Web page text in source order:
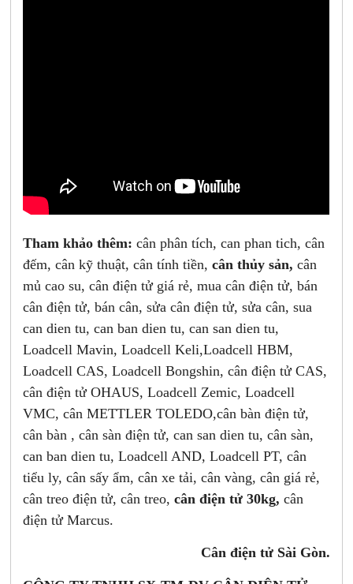
Tham khảo thêm: cân phân tích, can phan tich, cân
đếm, cân kỹ thuật, cân tính tiền, cân thủy sản, cân
mủ cao su, cân điện tử giá rẻ, mua cân điện tử, bán
cân điện tử, bán cân, sửa cân điện tử, sửa cân, sua
can dien tu, can ban dien tu, can san dien tu,
Loadcell Mavin, Loadcell Keli,Loadcell HBM,
Loadcell CAS, Loadcell Bongshin, cân điện tử CAS,
cân điện tử OHAUS, Loadcell Zemic, Loadcell
VMC, cân METTLER TOLEDO,cân bàn điện tử,
cân bàn , cân sàn điện tử, can san dien tu, cân sàn,
can ban dien tu, Loadcell AND, Loadcell PT, cân
tiểu ly, cân sấy ẩm, cân xe tải, cân vàng, cân giá rẻ,
cân treo điện tử, cân treo,cân điện tử 30kg, cân
điện tử Marcus.
Cân điện tử Sài Gòn.